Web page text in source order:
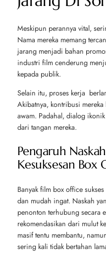
Meskipun perannya vital,
Nama mereka memang
jarang menjadi bahan
industri film cenderung
kepada publik.
Selain itu, proses kerja
Akibatnya, kontribusi
awam. Padahal, dialog
dari tangan mereka.
Pengaruh
Kesuksesan Box
Banyak film box office
dan mudah ingat. Naskah
penonton terhubung secara
rekomendasikan dari mulut
masif tentu membantu,
sering kali tidak bertahan